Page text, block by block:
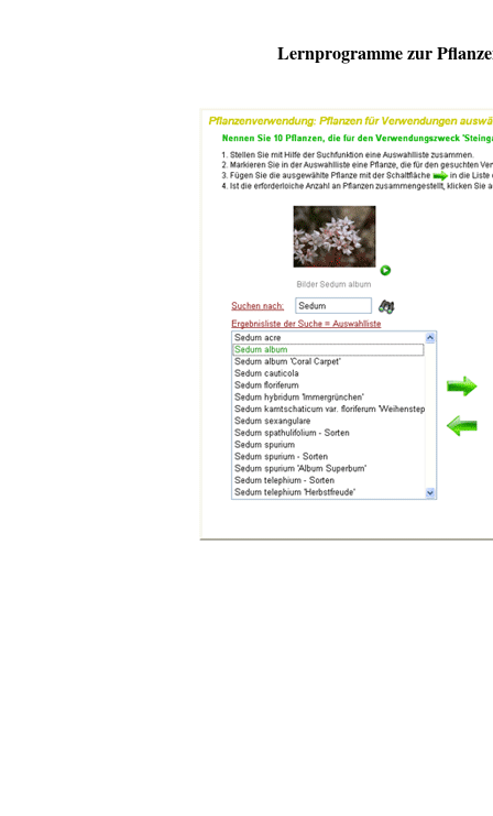
Lernprogramme zur